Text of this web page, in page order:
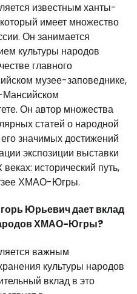
известным ханты-
имеет множество
Он занимается
культуры народов
главного
музее-заповеднике,
Он автор множества
статей о народной
значимых достижений
экспозиции выставки
исторический путь,
ХМАО-Югры.
Юрьевич дает вклад
ХМАО-Югры?
важным
культуры народов
вклад в это